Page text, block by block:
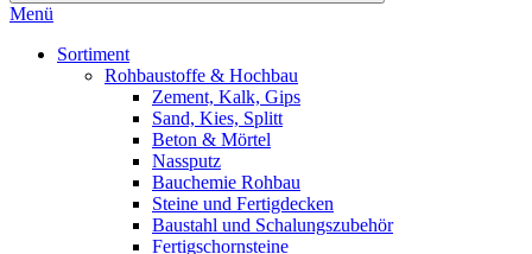
Menü
Sortiment
Rohbaustoffe & Hochbau
Zement, Kalk, Gips
Sand, Kies, Splitt
Beton & Mörtel
Nassputz
Bauchemie Rohbau
Steine und Fertigdecken
Baustahl und Schalungszubehör
Fertigschornsteine